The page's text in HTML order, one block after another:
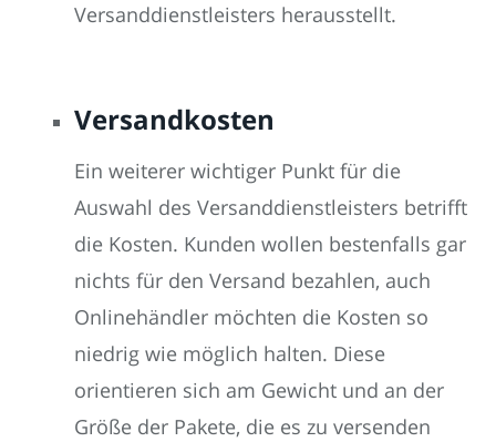
Versanddienstleisters herausstellt.
Versandkosten
Ein weiterer wichtiger Punkt für die
Auswahl des Versanddienstleisters betrifft
die Kosten. Kunden wollen bestenfalls gar
nichts für den Versand bezahlen, auch
Onlinehändler möchten die Kosten so
niedrig wie möglich halten. Diese
orientieren sich am Gewicht und an der
Größe der Pakete, die es zu versenden